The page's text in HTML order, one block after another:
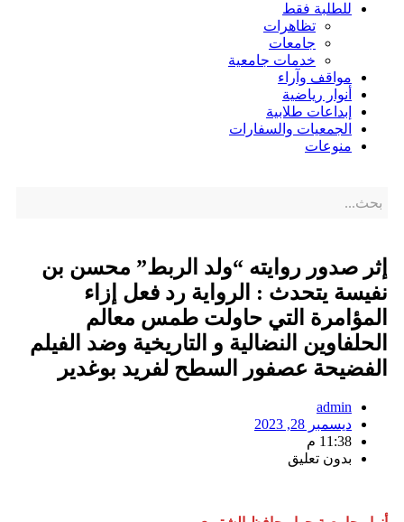
للطلبة فقط
تظاهرات
جامعات
خدمات جامعية
مواقف وآراء
أنوار رياضية
إبداعات طلابية
الجمعيات والسفارات
منوعات
إثر صدور روايته “ولد الربط” محسن بن
نفيسة يتحدث : الرواية رد فعل إزاء
المؤامرة التي حاولت طمس معالم
الحلفاوين النضالية و التاريخية وضد الفيلم
الفضيحة عصفور السطح لفريد بوغدير
admin
ديسمبر 28, 2023
11:38 م
بدون تعليق